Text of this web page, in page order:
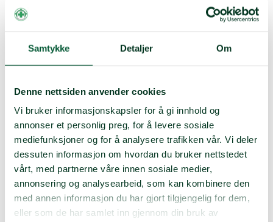
Samtykke Detaljer Om
Denne nettsiden anvender cookies
Vi bruker informasjonskapsler for å gi innhold og
annonser et personlig preg, for å levere sosiale
mediefunksjoner og for å analysere trafikken vår. Vi deler
dessuten informasjon om hvordan du bruker nettstedet
vårt, med partnerne våre innen sosiale medier,
annonsering og analysearbeid, som kan kombinere den
med annen informasjon du har gjort tilgjengelig for dem,
eller som de har samlet inn gjennom din bruk av
Hvis ikke det internasjonale samfunnet reagerer blir
resultatet flere døde, flere internt fordrevne og økende
sult.
Nordvest Syria og provinsen Idlib som vanligvis har 1
million innbyggere, huser nå 4 millioner. 7 av 10 er
mellom Assad og hans russiske allierte og
opprørsstyrker.
Norsk Folkehjelp når fram til de svakeste
Majoriteten av innbyggerne er internt fordrevne som
har søkt tilflukt i provinsen etter å ha blitt tvunget til å
forlate sine hjem i andre deler av landet. De fleste er
avhengige av humanitær hjelp for å overleve.